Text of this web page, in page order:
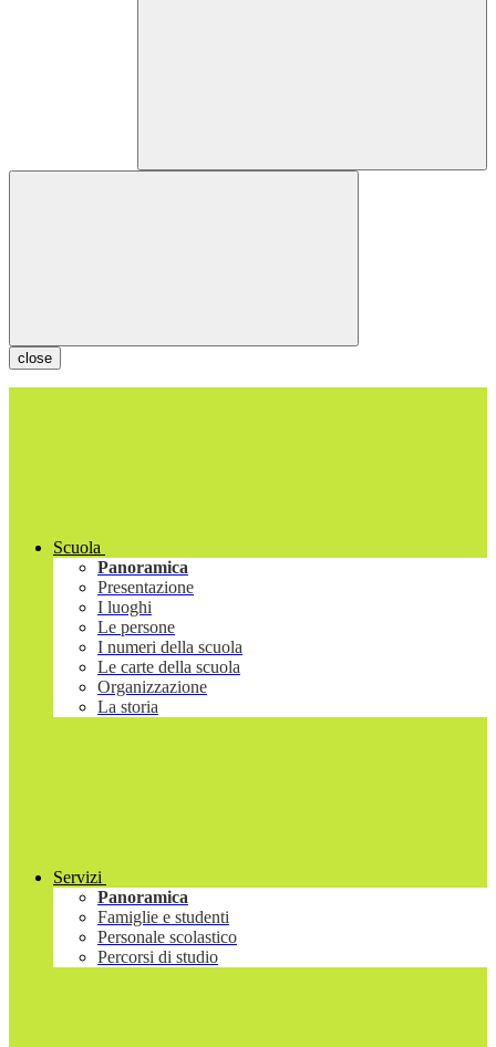
close
Scuola
Panoramica
Presentazione
I luoghi
Le persone
I numeri della scuola
Le carte della scuola
Organizzazione
La storia
Servizi
Panoramica
Famiglie e studenti
Personale scolastico
Percorsi di studio